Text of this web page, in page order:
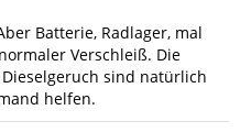
Batterie, Radlager, mal
Verschleiß. Die
sind natürlich
helfen.